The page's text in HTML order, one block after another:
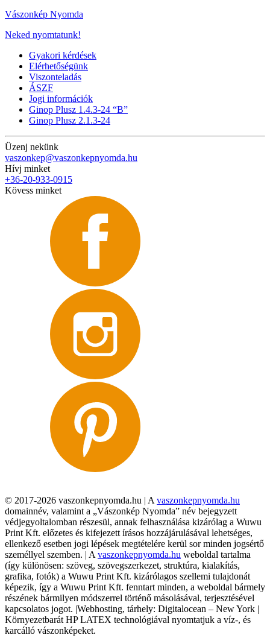
Vászonkép Nyomda
Neked nyomtatunk!
Gyakori kérdések
Elérhetőségünk
Viszonteladás
ÁSZF
Jogi információk
Ginop Plusz 1.4.3-24 “B”
Ginop Plusz 2.1.3-24
Üzenj nekünk
vaszonkep@vaszonkepnyomda.hu
Hívj minket
+36-20-933-0915
Kövess minket
© 2017-2026 vaszonkepnyomda.hu | A vaszonkepnyomda.hu
domainnév, valamint a „Vászonkép Nyomda” név bejegyzett
védjegyoltalomban részesül, annak felhasználása kizárólag a Wuwu
Print Kft. előzetes és kifejezett írásos hozzájárulásával lehetséges,
ellenkező esetben jogi lépések megtételére kerül sor minden jogsértő
személlyel szemben. | A vaszonkepnyomda.hu weboldal tartalma
(így különösen: szöveg, szövegszerkezet, struktúra, kialakítás,
grafika, fotók) a Wuwu Print Kft. kizárólagos szellemi tulajdonát
képezik, így a Wuwu Print Kft. fenntart minden, a weboldal bármely
részének bármilyen módszerrel történő másolásával, terjesztésével
kapcsolatos jogot. |Webhosting, tárhely: Digitalocean – New York |
Környezetbarát HP LATEX technológiával nyomtatjuk a víz-, és
karcálló vászonképeket.